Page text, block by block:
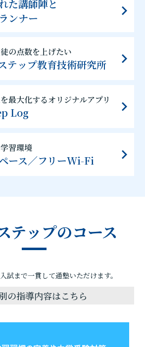
た講師陣と
ンナー
の点数を上げたい
テップ教育技術研究所
最大化するオリジナルアプリ
Log
習環境
ース／フリーWi-Fi
テップのコース
試まで一貫して通塾いただけます。
の指導内容はこちら